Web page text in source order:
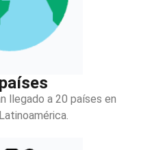
llegado a 20 países en